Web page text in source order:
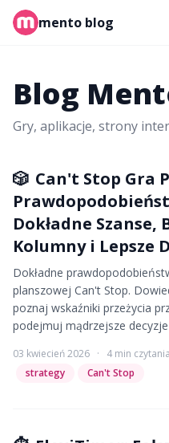
mento blog
Blog
Gry, aplikacje, strony
🎲 Can't Stop Gra
Dokładne Szanse,
Kolumny i Lepsze
Dokładne
planszowej Can't Stop.
poznaj wskaźniki przeżycia
podejmuj mądrzejsze
03 kwiecień 2026 · 4 min czytania
strategy
Can't Stop